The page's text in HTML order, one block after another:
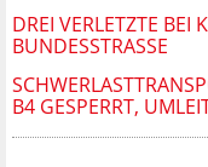
DREI VERLETZTE BEI
BUNDESSTRASSE
B4 GESPERRT,